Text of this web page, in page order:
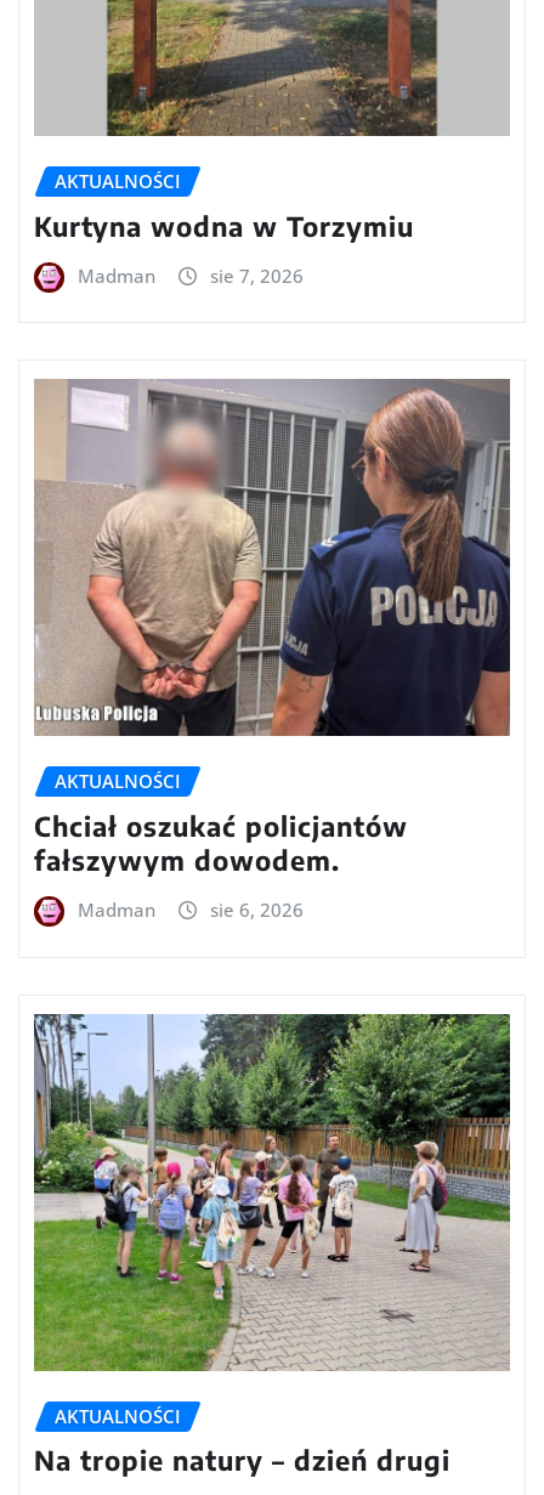
AKTUALNOŚCI
Kurtyna wodna w Torzymiu
Madman sie 7, 2026
AKTUALNOŚCI
Chciał oszukać policjantów
fałszywym dowodem.
Madman sie 6, 2026
AKTUALNOŚCI
Na tropie natury – dzień drugi